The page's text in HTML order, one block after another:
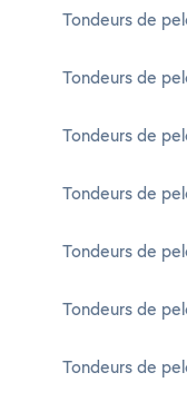
Tondeurs de
Tondeurs de
Tondeurs de
Tondeurs de
Tondeurs de
Tondeurs de
Tondeurs de